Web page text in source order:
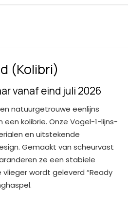
(Kolibri)
vanaf eind juli 2026
natuurgetrouwe eenlijns
een kolibrie. Onze Vogel-1-lijns-
en uitstekende
Gemaakt van scheurvast
ze een stabiele
wordt geleverd “Ready